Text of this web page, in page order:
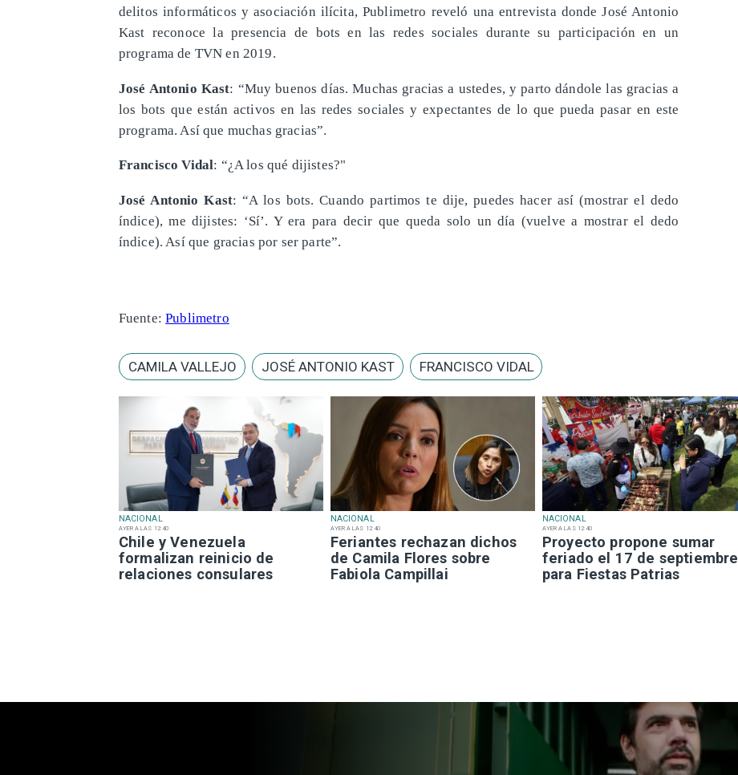
NACIONAL
AYER A LAS 12:40
Chile y Venezuela
formalizan reinicio de
relaciones consulares
NACIONAL
AYER A LAS 12:40
Feriantes rechazan dichos
de Camila Flores sobre
Fabiola Campillai
NACIONAL
AYER A LAS 12:40
Proyecto propone sumar
feriado el 17 de septiembre
para Fiestas Patrias
delitos informáticos y asociación ilícita, Publimetro reveló una entrevista donde José Antonio
Kast reconoce la presencia de bots en las redes sociales durante su participación en un
programa de TVN en 2019.
José Antonio Kast: “Muy buenos días. Muchas gracias a ustedes, y parto dándole las gracias a
los bots que están activos en las redes sociales y expectantes de lo que pueda pasar en este
programa. Así que muchas gracias”.
Francisco Vidal: “¿A los qué dijistes?"
José Antonio Kast: “A los bots. Cuando partimos te dije, puedes hacer así (mostrar el dedo
índice), me dijistes: ‘Sí’. Y era para decir que queda solo un día (vuelve a mostrar el dedo
índice). Así que gracias por ser parte”.
Fuente:Publimetro
CAMILA VALLEJO JOSÉ ANTONIO KAST FRANCISCO VIDAL